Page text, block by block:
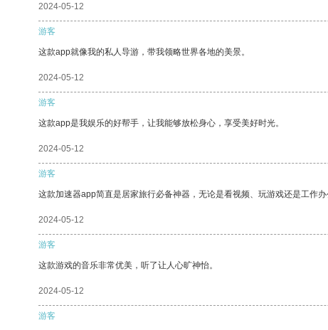
2024-05-12
游客
这款app就像我的私人导游，带我领略世界各地的美景。
2024-05-12
游客
这款app是我娱乐的好帮手，让我能够放松身心，享受美好时光。
2024-05-12
游客
这款加速器app简直是居家旅行必备神器，无论是看视频、玩游戏还是工作
2024-05-12
游客
这款游戏的音乐非常优美，听了让人心旷神怡。
2024-05-12
游客